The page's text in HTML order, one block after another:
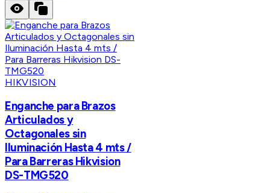
HIKVISION
Enganche para Brazos
Articulados y
Octagonales sin
Iluminación Hasta 4 mts /
Para Barreras Hikvision
DS-TMG520